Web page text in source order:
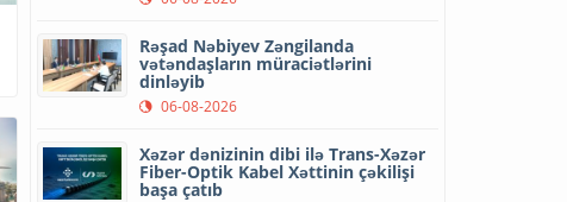
Rəşad Nəbiyev Zəngilanda
vətəndaşların müraciətlərini
dinləyib
06-08-2026
Xəzər dənizinin dibi ilə Trans-Xəzər
Fiber-Optik Kabel Xəttinin çəkilişi
başa çatıb